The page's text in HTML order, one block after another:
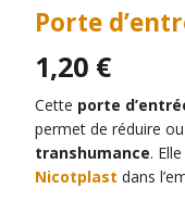
Porte
1,20 €
Cette porte
permet de réduire
transhumance.
Nicotplast dans